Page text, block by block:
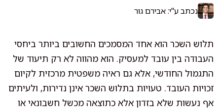
נכתב ע"י: אבירם גור
תלוש השכר הוא אחד המסמכים החשובים ביותר ביחסי
העבודה בין עובד למעסיק. הוא מהווה לא רק תיעוד של
התגמול החודשי, אלא גם ראיה משפטית מרכזית לקיום
זכויות העובד. טעויות בתלוש השכר אינן נדירות, ולעיתים
אף נעשות שלא בזדון אלא כתוצאה מכשל חשבונאי או